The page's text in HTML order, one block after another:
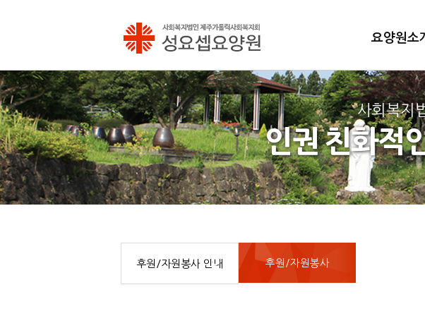
요양원소
사회복지
인권 친화적
후원/자원봉사 안내 후원/자원봉사